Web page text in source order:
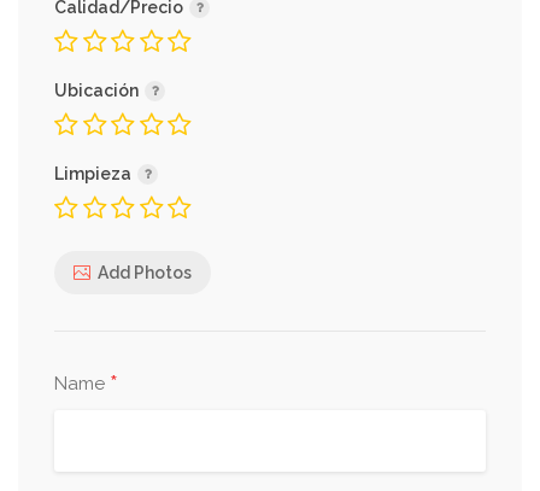
Calidad/Precio
Ubicación
Limpieza
Add Photos
Name *